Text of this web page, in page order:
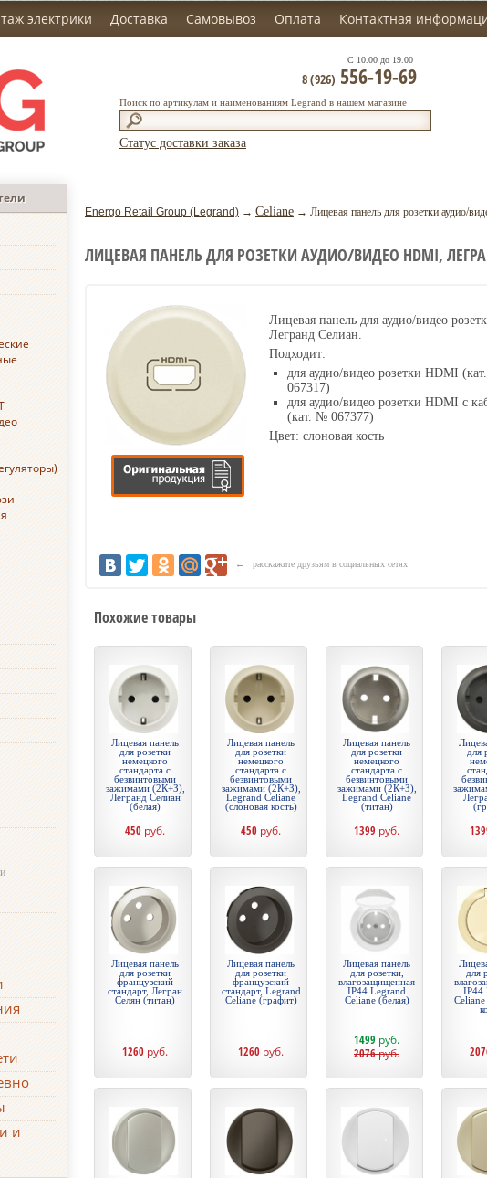
электрики Доставка Самовывоз Оплата Контактная
Поиск по артикулам и наименованиям Legrand в нашем магазине
С 10.00 до 19.00
8 (926) 556-19-69
Статус доставки заказа
и
Energo Retail Group (Legrand) → Celiane → Лицевая панель для розетки аудио/
ЛИЦЕВАЯ ПАНЕЛЬ ДЛЯ РОЗЕТКИ АУДИО/ВИДЕО HDMI,
Лицевая панель для аудио/видео
Легранд Селиан.
Подходит:
для аудио/видео розетки HDMI
067317)
для аудио/видео розетки HDMI c
(кат. № 067377)
Цвет: слоновая кость
← расскажите друзьям в социальных сетях
Похожие товары
Лицевая панель
для розетки
немецкого
стандарта с
безвинтовыми
зажимами (2К+З),
Легранд Селиан
(белая)
450 руб.
Лицевая панель
для розетки
немецкого
стандарта с
безвинтовыми
зажимами (2К+З),
Legrand Celiane
(слоновая кость)
450 руб.
Лицевая панель
для розетки
немецкого
стандарта с
безвинтовыми
зажимами (2К+З),
Legrand Celiane
(титан)
1399 руб.
для
Лицевая панель
для розетки
французский
стандарт, Легран
Селян (титан)
1260 руб.
Лицевая панель
для розетки
французский
стандарт, Legrand
Celiane (графит)
1260 руб.
Лицевая панель
для розетки,
влагозащищенная
IP44 Legrand
Celiane (белая)
1499 руб.
2076руб.
для
IP44
Celiane